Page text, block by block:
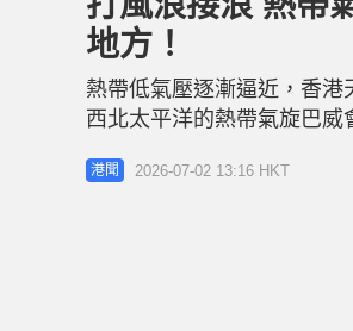
t
e
d
4
%
地方！
熱帶低氣壓逐漸逼近，香
西北太平洋的熱帶氣旋巴
逐漸增多 根據天文台的9
漸增多，部分地區雨勢較大
港聞 2026-07-02 13:16 HKT